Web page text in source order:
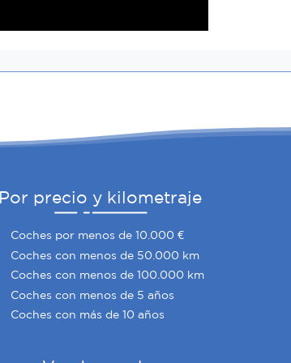
Por precio y kilometraje
Coches por menos de 10.000 €
Coches con menos de 50.000 km
Coches con menos de 100.000 km
Coches con menos de 5 años
Coches con más de 10 años